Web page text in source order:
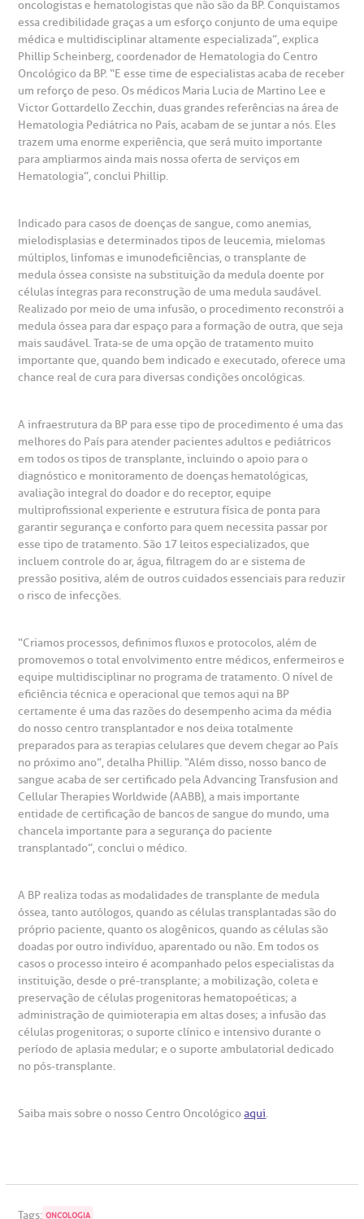
ouvidoria@bp.org.br
Fale Conosco
Rua Maestro Cardim, 769
CEP: 01323-001 | Bela Vista
São Paulo - SP
BP Mirante
Saiba mais
R. Martiniano de Carvalho, 965
São Paulo - SP
Clínica Medicina da Mulher
Saiba mais
Endereço:
R. Colômbia, 332
CEP: 01438-000 | Jardim Paulista
São Paulo - SP
social da BP
corporativa
social
a BP
Conosco
de Bioética
Telemedicina BP
Teleinterconsulta
Centro de Doenças Autoimunes
socorro
de cópia de prontuário médico
de orçamento particular
de veracidade de atestado
Cirurgia
de Sangue
de cuidado
e perdidos
especialidades
oncologistas e hematologistas que não são da BP. Conquistamos
essa credibilidade graças a um esforço conjunto de uma equipe
médica e multidisciplinar altamente especializada”, explica
Phillip Scheinberg, coordenador de Hematologia do Centro
Oncológico da BP. “E esse time de especialistas acaba de receber
um reforço de peso. Os médicos Maria Lucia de Martino Lee e
Victor Gottardello Zecchin, duas grandes referências na área de
Hematologia Pediátrica no País, acabam de se juntar a nós. Eles
trazem uma enorme experiência, que será muito importante
para ampliarmos ainda mais nossa oferta de serviços em
Hematologia”, conclui Phillip.
Indicado para casos de doenças de sangue, como anemias,
mielodisplasias e determinados tipos de leucemia, mielomas
múltiplos, linfomas e imunodeficiências, o transplante de
medula óssea consiste na substituição da medula doente por
células íntegras para reconstrução de uma medula saudável.
Realizado por meio de uma infusão, o procedimento reconstrói a
medula óssea para dar espaço para a formação de outra, que seja
mais saudável. Trata-se de uma opção de tratamento muito
importante que, quando bem indicado e executado, oferece uma
chance real de cura para diversas condições oncológicas.
A infraestrutura da BP para esse tipo de procedimento é uma das
melhores do País para atender pacientes adultos e pediátricos
em todos os tipos de transplante, incluindo o apoio para o
diagnóstico e monitoramento de doenças hematológicas,
avaliação integral do doador e do receptor, equipe
multiprofissional experiente e estrutura física de ponta para
garantir segurança e conforto para quem necessita passar por
esse tipo de tratamento. São 17 leitos especializados, que
incluem controle do ar, água, filtragem do ar e sistema de
pressão positiva, além de outros cuidados essenciais para reduzir
o risco de infecções.
“Criamos processos, definimos fluxos e protocolos, além de
promovemos o total envolvimento entre médicos, enfermeiros e
equipe multidisciplinar no programa de tratamento. O nível de
eficiência técnica e operacional que temos aqui na BP
certamente é uma das razões do desempenho acima da média
do nosso centro transplantador e nos deixa totalmente
preparados para as terapias celulares que devem chegar ao País
no próximo ano”, detalha Phillip. “Além disso, nosso banco de
sangue acaba de ser certificado pela Advancing Transfusion and
Cellular Therapies Worldwide (AABB), a mais importante
entidade de certificação de bancos de sangue do mundo, uma
chancela importante para a segurança do paciente
transplantado”, conclui o médico.
A BP realiza todas as modalidades de transplante de medula
óssea, tanto autólogos, quando as células transplantadas são do
próprio paciente, quanto os alogênicos, quando as células são
doadas por outro indivíduo, aparentado ou não. Em todos os
casos o processo inteiro é acompanhado pelos especialistas da
instituição, desde o pré-transplante; a mobilização, coleta e
preservação de células progenitoras hematopoéticas; a
administração de quimioterapia em altas doses; a infusão das
células progenitoras; o suporte clínico e intensivo durante o
período de aplasia medular; e o suporte ambulatorial dedicado
no pós-transplante.
Saiba mais sobre o nosso Centro Oncológico aqui.
Tags: ONCOLOGIA